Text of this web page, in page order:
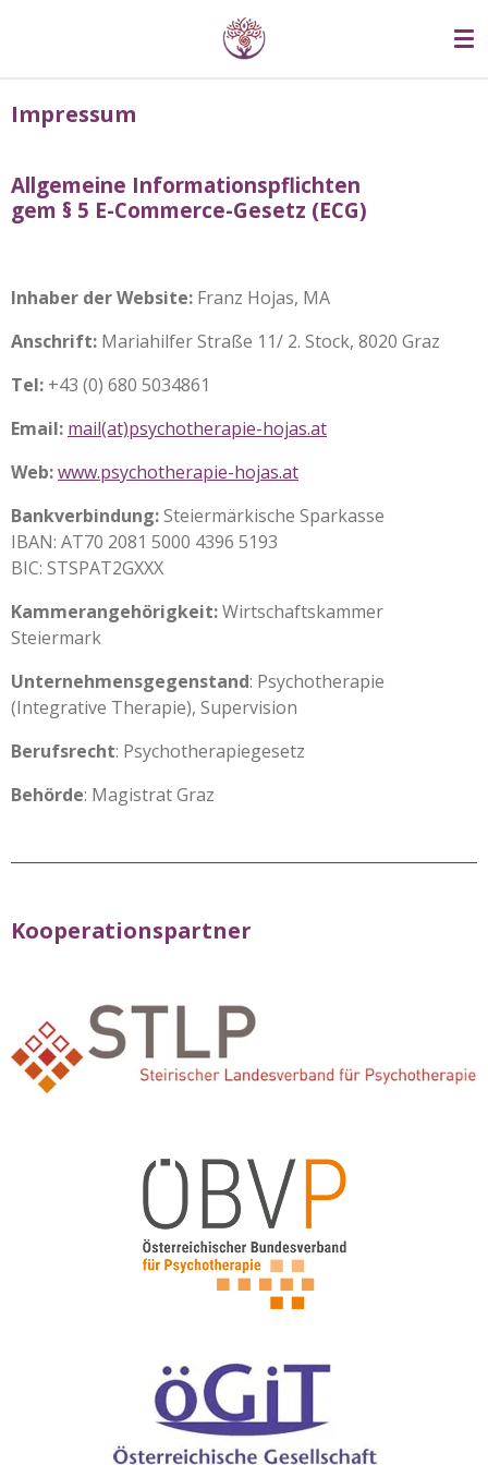
Impressum
Allgemeine Informationspflichten
gem § 5 E-Commerce-Gesetz (ECG)
Inhaber der Website: Franz Hojas, MA
Anschrift: Mariahilfer Straße 11/ 2. Stock, 8020 Graz
Tel: +43 (0) 680 5034861
Email: mail(at)psychotherapie-hojas.at
Web:www.psychotherapie-hojas.at
Bankverbindung:Steiermärkische Sparkasse
IBAN: AT70 2081 5000 4396 5193
BIC: STSPAT2GXXX
Kammerangehörigkeit:Wirtschaftskammer
Steiermark
Unternehmensgegenstand: Psychotherapie
(Integrative Therapie), Supervision
Berufsrecht: Psychotherapiegesetz
Behörde: Magistrat Graz
Kooperationspartner